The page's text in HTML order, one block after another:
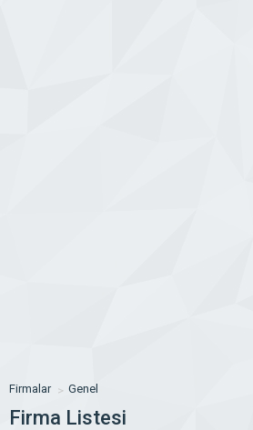
Firmalar Genel
Firma Listesi